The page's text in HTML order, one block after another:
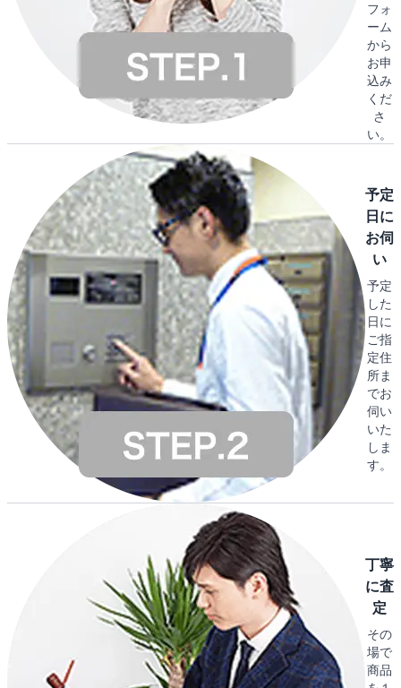
フォ
ーム
から
お申
込み
くだ
さ
い。
予定
日に
お伺
い
予定
した
日に
ご指
定住
所ま
でお
伺い
いた
しま
す。
丁寧
に査
定
その
場で
商品